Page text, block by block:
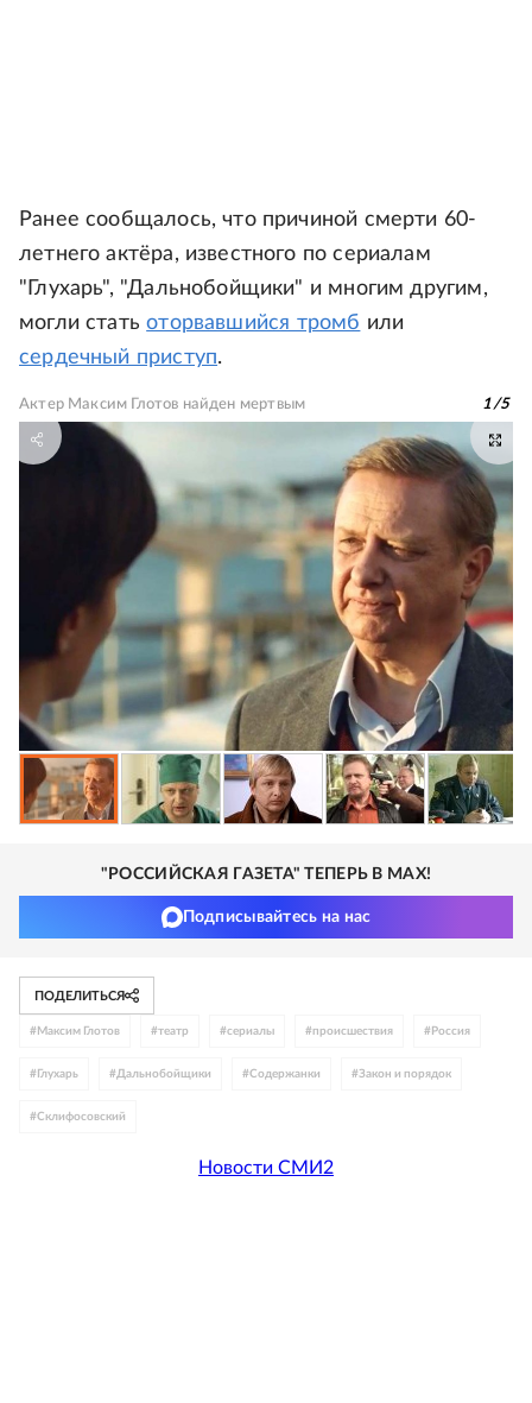
Ранее сообщалось, что причиной смерти 60-
летнего актёра, известного по сериалам
"Глухарь", "Дальнобойщики" и многим другим,
могли статьоторвавшийся тромб или
сердечный приступ.
Актер Максим Глотов найден мертвым 1/5
"РОССИЙСКАЯ ГАЗЕТА" ТЕПЕРЬ В MAX!
Подписывайтесь на нас
ПОДЕЛИТЬСЯ
# Максим Глотов #театр #сериалы #происшествия # Россия
# Глухарь #Дальнобойщики #Содержанки #Закон и порядок
#Склифосовский
Новости СМИ2